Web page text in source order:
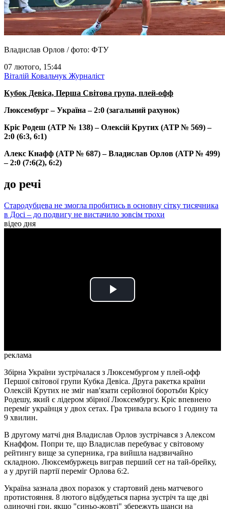
Владислав Орлов / фото: ФТУ
07 лютого, 15:44
Віталій Ковальчук Журналіст
Кубок Девіса, Перша Світова група, плей-офф
Люксембург – Україна – 2:0 (загальний рахунок)
Кріс Родеш (АТР № 138) – Олексій Крутих (ATP № 569) –
2:0 (6:3, 6:1)
Алекс Кнафф (ATP № 687) – Владислав Орлов (ATP № 499)
– 2:0 (7:6(2), 6:2)
до речі
Стародубцева не змогла пробитись в основну сітку тисячника
в Досі – до подвигу не вистачило зовсім трохи
відео дня
Play
реклама
Збірна України зустрічалася з Люксембургом у плей-офф
Першої світової групи Кубка Девіса. Друга ракетка країни
Олексій Крутих не зміг нав'язати серйозної боротьби Крісу
Родешу, який є лідером збірної Люксембургу. Кріс впевнено
переміг українця у двох сетах. Гра тривала всього 1 годину та
9 хвилин.
В другому матчі дня Владислав Орлов зустрічався з Алексом
Кнаффом. Попри те, що Владислав перебуває у світовому
рейтингу вище за суперника, гра вийшла надзвичайно
складною. Люксембуржець виграв перший сет на тай-брейку,
а у другій партії переміг Орлова 6:2.
Україна зазнала двох поразок у стартовий день матчевого
протистояння. 8 лютого відбудеться парна зустріч та ще дві
одиночні гри, якщо "синьо-жовті" збережуть шанси на